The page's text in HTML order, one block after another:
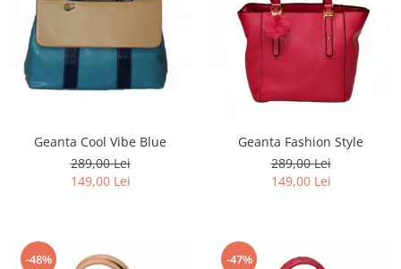
Geanta Cool Vibe Blue
289,00 Lei
149,00 Lei
Geanta Fashion Style
289,00 Lei
149,00 Lei
-48% -47%